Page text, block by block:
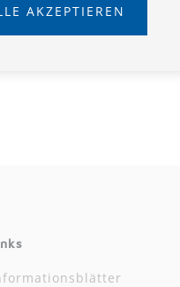
AKZEPTIEREN